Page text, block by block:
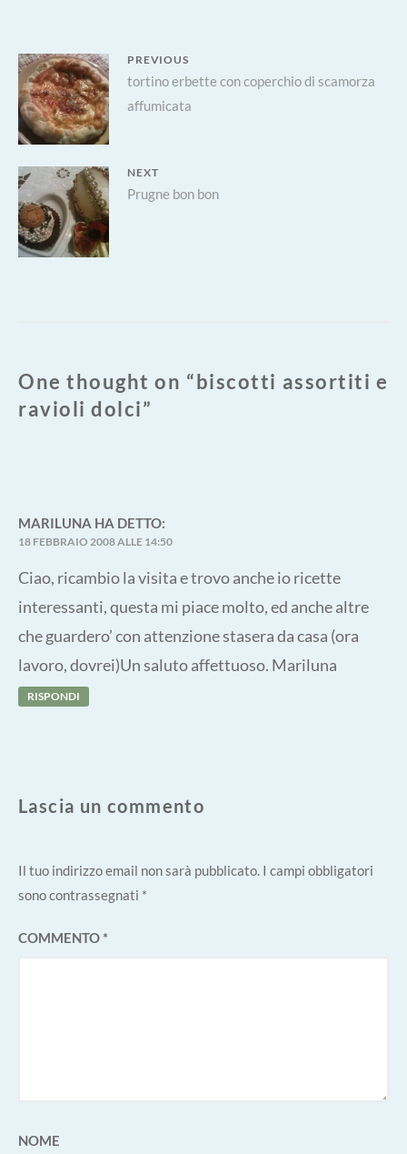
Navigazione
articoli
PREVIOUS
Previous
post:
tortino erbette con coperchio di scamorza
affumicata
NEXT
Next
post:
Prugne bon bon
One thought on “biscotti assortiti e
ravioli dolci”
MARILUNA HA DETTO:
18 FEBBRAIO 2008 ALLE 14:50
Ciao, ricambio la visita e trovo anche io ricette
interessanti, questa mi piace molto, ed anche altre
che guardero’ con attenzione stasera da casa (ora
lavoro, dovrei)Un saluto affettuoso. Mariluna
RISPONDI
Lascia un commento
Il tuo indirizzo email non sarà pubblicato. I campi obbligatori
sono contrassegnati *
COMMENTO*
NOME